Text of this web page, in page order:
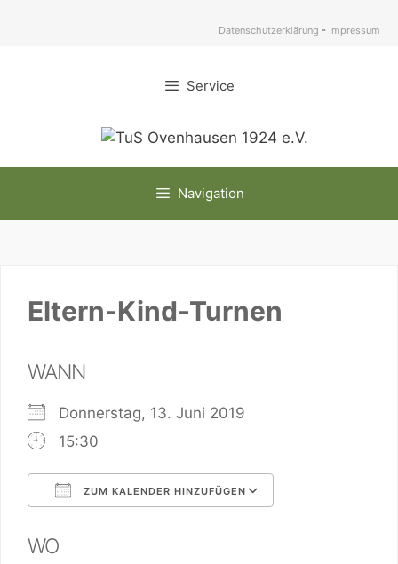
Datenschutzerklärung - Impressum
Service
Navigation
Eltern-Kind-Turnen
WANN
Donnerstag, 13. Juni 2019
15:30
ZUM KALENDER HINZUFÜGEN
WO